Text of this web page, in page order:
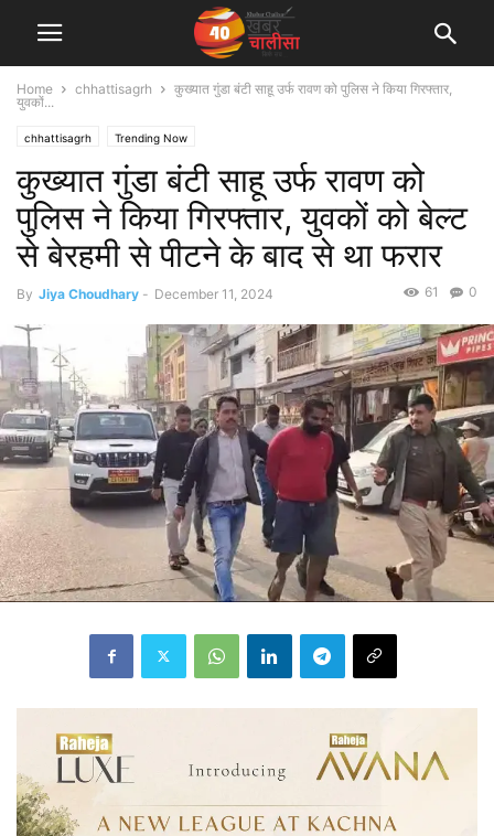
Home chhattisagrh
कुख्यात गुंडा बंटी साहू उर्फ रावण को पुलिस ने किया गिरफ्तार,
युवकों...
chhattisagrh Trending Now
कुख्यात गुंडा बंटी साहू उर्फ रावण को
पुलिस ने किया गिरफ्तार, युवकों को बेल्ट
से बेरहमी से पीटने के बाद से था फरार
By Jiya Choudhary - December 11, 2024 0
61